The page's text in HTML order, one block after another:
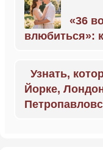
«36
влюбиться»:
Узнать,
Йорке,